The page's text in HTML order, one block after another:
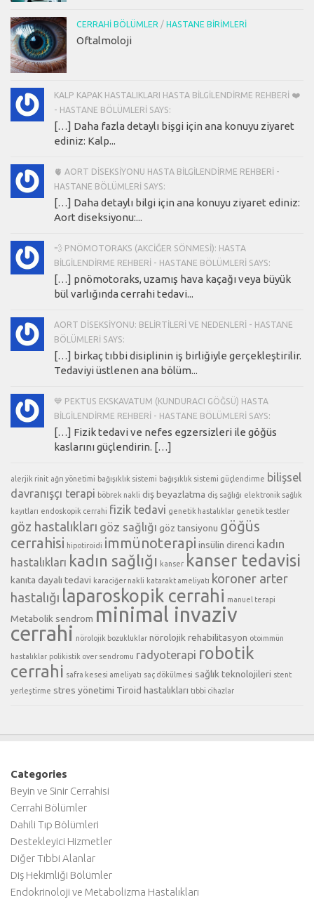
CERRAHI BÖLÜMLER / HASTANE BIRIMLERI
Oftalmoloji
KALP KAPAK HASTALIKLARI HASTA BILGILENDIRME REHBERI ❤️
- HASTANE BÖLÜMLERI SAYS:
[…] Daha fazla detaylı bişgi için ana konuyu ziyaret
ediniz: Kalp...
🫀 AORT DISEKSIYONU HASTA BILGILENDIRME REHBERI -
HASTANE BÖLÜMLERI SAYS:
[…] Daha detaylı bilgi için ana konuyu ziyaret ediniz:
Aort diseksiyonu:...
💨 PNÖMOTORAKS (AKCIĞER SÖNMESI): HASTA
BILGILENDIRME REHBERI - HASTANE BÖLÜMLERI SAYS:
[…] pnömotoraks, uzamış hava kaçağı veya büyük
bül varlığında cerrahi tedavi...
AORT DISEKSIYONU: BELIRTILERI VE NEDENLERI - HASTANE
BÖLÜMLERI SAYS:
[…] birkaç tıbbi disiplinin iş birliğiyle gerçekleştirilir.
Tedaviyi üstlenen ana bölüm...
💙 PEKTUS EKSKAVATUM (KUNDURACI GÖĞSÜ) HASTA
BILGILENDIRME REHBERI - HASTANE BÖLÜMLERI SAYS:
[…] Fizik tedavi ve nefes egzersizleri ile göğüs
kaslarını güçlendirin. […]
alerjik rinit ağrı yönetimi bağışıklık sistemi bağışıklık sistemi güçlendirme bilişsel
davranışçı terapi böbrek nakli diş beyazlatma diş sağlığı elektronik sağlık
kayıtları endoskopik cerrahi fizik tedavi genetik hastalıklar genetik testler
göz hastalıkları göz sağlığı göz tansiyonu göğüs
cerrahisi hipotiroidi immünoterapi insülin direnci kadın
hastalıkları kadın sağlığı kanser kanser tedavisi
kanıta dayalı tedavi karaciğer nakli katarakt ameliyatı koroner arter
hastalığı laparoskopik cerrahi manuel terapi
Metabolik sendrom minimal invaziv
cerrahi nörolojik bozukluklar nörolojik rehabilitasyon otoimmün
hastalıklar polikistik over sendromu radyoterapi robotik
cerrahi safra kesesi ameliyatı saç dökülmesi sağlık teknolojileri stent
yerleştirme stres yönetimi Tiroid hastalıkları tıbbi cihazlar
Categories
Beyin ve Sinir Cerrahisi
Cerrahi Bölümler
Dahili Tıp Bölümleri
Destekleyici Hizmetler
Diğer Tıbbi Alanlar
Diş Hekimliği Bölümler
Endokrinoloji ve Metabolizma Hastalıkları